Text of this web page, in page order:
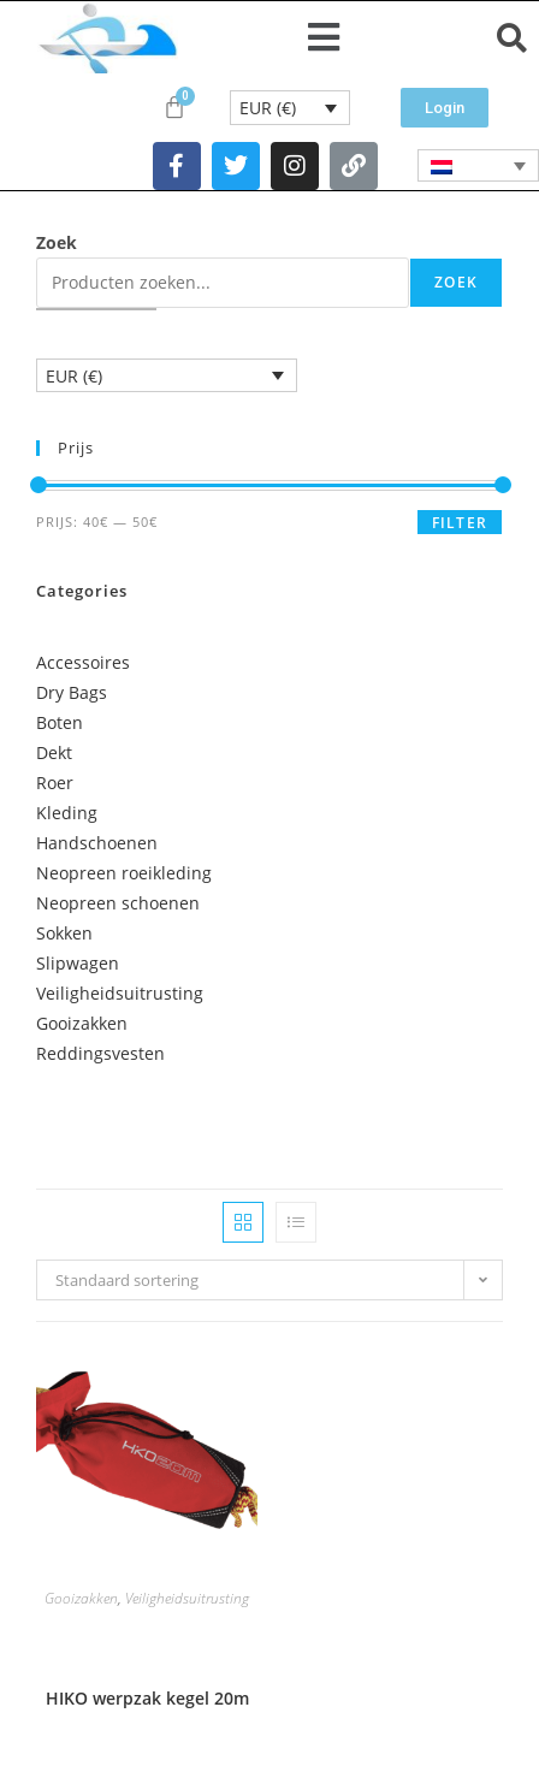
EUR (€) Login
Zoek
ZOEK
EUR (€)
Prijs
FILTER
PRIJS: 40€ — 50€
Categories
Accessoires
Dry Bags
Boten
Dekt
Roer
Kleding
Handschoenen
Neopreen roeikleding
Neopreen schoenen
Sokken
Slipwagen
Veiligheidsuitrusting
Gooizakken
Reddingsvesten
Standaard sortering
Gooizakken, Veiligheidsuitrusting
HIKO werpzak kegel 20m